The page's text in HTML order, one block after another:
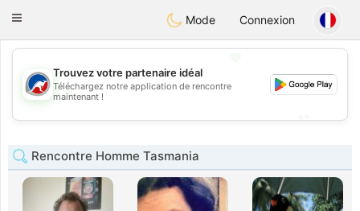
AustraliaChat
Toggle
Mode Connexion
💖
💕
Trouvez votre partenaire idéal
Téléchargez notre application de rencontre
maintenant !
Rencontre Homme Tasmania